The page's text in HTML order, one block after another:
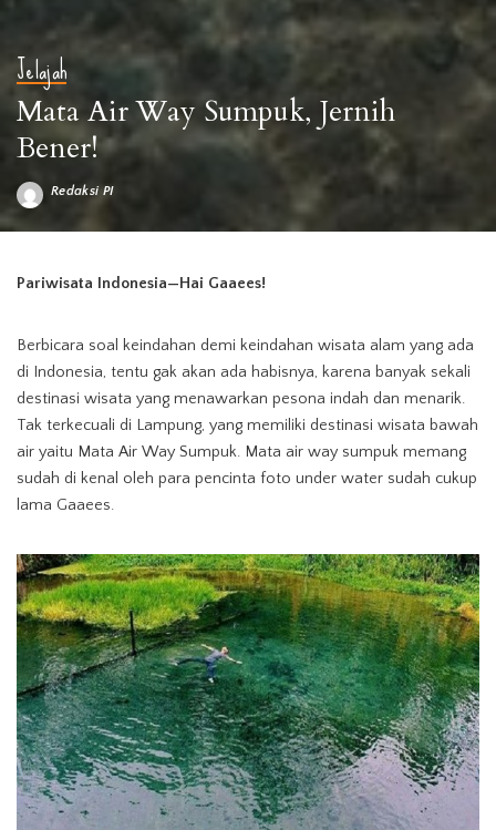
Jelajah
Mata Air Way Sumpuk, Jernih
Bener!
Posted
Redaksi PI
Pariwisata Indonesia—Hai Gaaees!
Berbicara soal keindahan demi keindahan wisata alam yang ada
di Indonesia, tentu gak akan ada habisnya, karena banyak sekali
destinasi wisata yang menawarkan pesona indah dan menarik.
Tak terkecuali di Lampung, yang memiliki destinasi wisata bawah
air yaitu Mata Air Way Sumpuk. Mata air way sumpuk memang
sudah di kenal oleh para pencinta foto under water sudah cukup
lama Gaaees.